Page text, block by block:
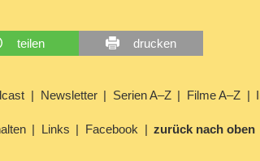
teilen drucken
Newsletter Serien A–Z Filme A–Z
Links Facebook zurück nach oben